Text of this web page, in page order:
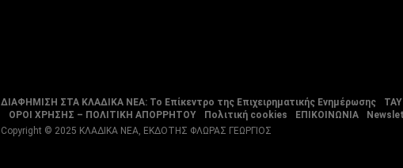
ΔΙΑΦΗΜΙΣΗ ΣΤΑ ΚΛΑΔΙΚΑ ΝΕΑ: Το Επίκεντρο της Επιχειρηματικής Ενημέρωσης
ΟΡΟΙ ΧΡΗΣΗΣ – ΠΟΛΙΤΙΚΗ ΑΠΟΡΡΗΤΟΥ
Πολιτική cookies ΕΠΙΚΟΙΝΩΝΙΑ
Copyright © 2025 ΚΛΑΔΙΚΑ ΝΕΑ, ΕΚΔΟΤΗΣ ΦΛΩΡΑΣ ΓΕΩΡΓΙΟΣ